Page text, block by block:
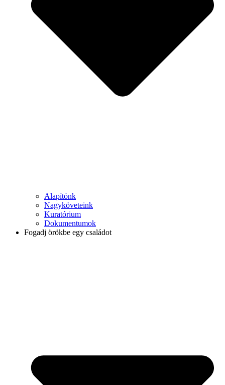
Alapítónk
Nagyköveteink
Kuratórium
Dokumentumok
Fogadj örökbe egy családot